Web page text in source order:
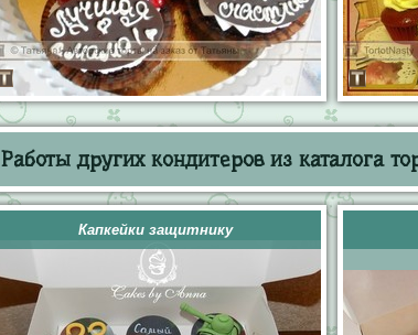
Работы других кондитеров из каталога
Капкейки защитнику